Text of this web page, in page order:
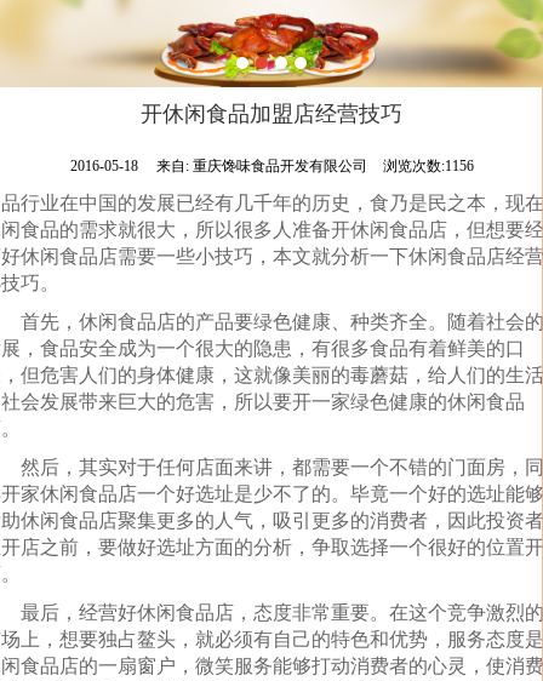
开休闲食品加盟店经营技巧
2016-05-18 来自: 重庆馋味食品开发有限公司 浏览次数:1156
行业在中国的发展已经有几千年的历史，食乃是民之本，现在
食品的需求就很大，所以很多人准备开休闲食品店，但想要经
休闲食品店需要一些小技巧，本文就分析一下休闲食品店经营
巧。
先，休闲食品店的产品要绿色健康、种类齐全。随着社会的
，食品安全成为一个很大的隐患，有很多食品有着鲜美的口
但危害人们的身体健康，这就像美丽的毒蘑菇，给人们的生活
会发展带来巨大的危害，所以要开一家绿色健康的休闲食品
，其实对于任何店面来讲，都需要一个不错的门面房，同
家休闲食品店一个好选址是少不了的。毕竟一个好的选址能够
休闲食品店聚集更多的人气，吸引更多的消费者，因此投资者
店之前，要做好选址方面的分析，争取选择一个很好的位置开
，经营好休闲食品店，态度非常重要。在这个竞争激烈的
上，想要独占鳌头，就必须有自己的特色和优势，服务态度是
食品店的一扇窗户，微笑服务能够打动消费者的心灵，使消费